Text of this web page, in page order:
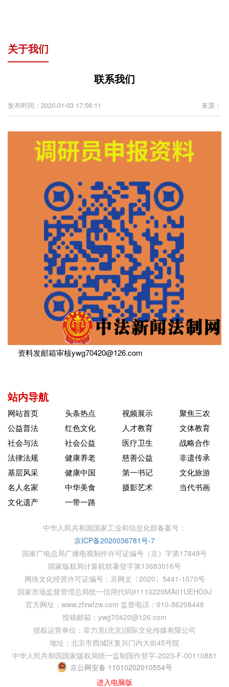
关于我们
联系我们
发布时间：2020-01-03 17:56:11 来源：
资料发邮箱审核ywg70420@126.com
站内导航
网站首页 头条热点 视频展示
聚焦三农
公益普法
红色文化 人才教育
文体教育
社会与法
社会公益 医疗卫生
战略合作
法律法规
健康养老 慈善公益
非遗传承
基层风采
健康中国 第一书记
文化旅游
名人名家
中华美食 摄影艺术
当代书画
文化遗产
一带一路
中华人民共和国国家工业和信息化部备案号：
京ICP备2020036781号-7
国家广电总局广播电视制作许可证编号（京）字第17849号
国家版权局计算机软著登字第13683016号
网络文化经营许可证编号：京网文〔2020〕5441-1070号
国家市场监督管理总局统一信用代码91110229MA01UEHG9J
官方网址：www.zfxwfzw.com 监督电话：010-86208448
投稿邮箱：ywg70420@126.com
授权运营单位：菲力克(北京)国际文化传媒有限公司
地址：北京市西城区复兴门内大街45号院
中华人民共和国国家版权局统一监制国作登字-2023-F-00110881
京公网安备 11010202010554号
进入电脑版